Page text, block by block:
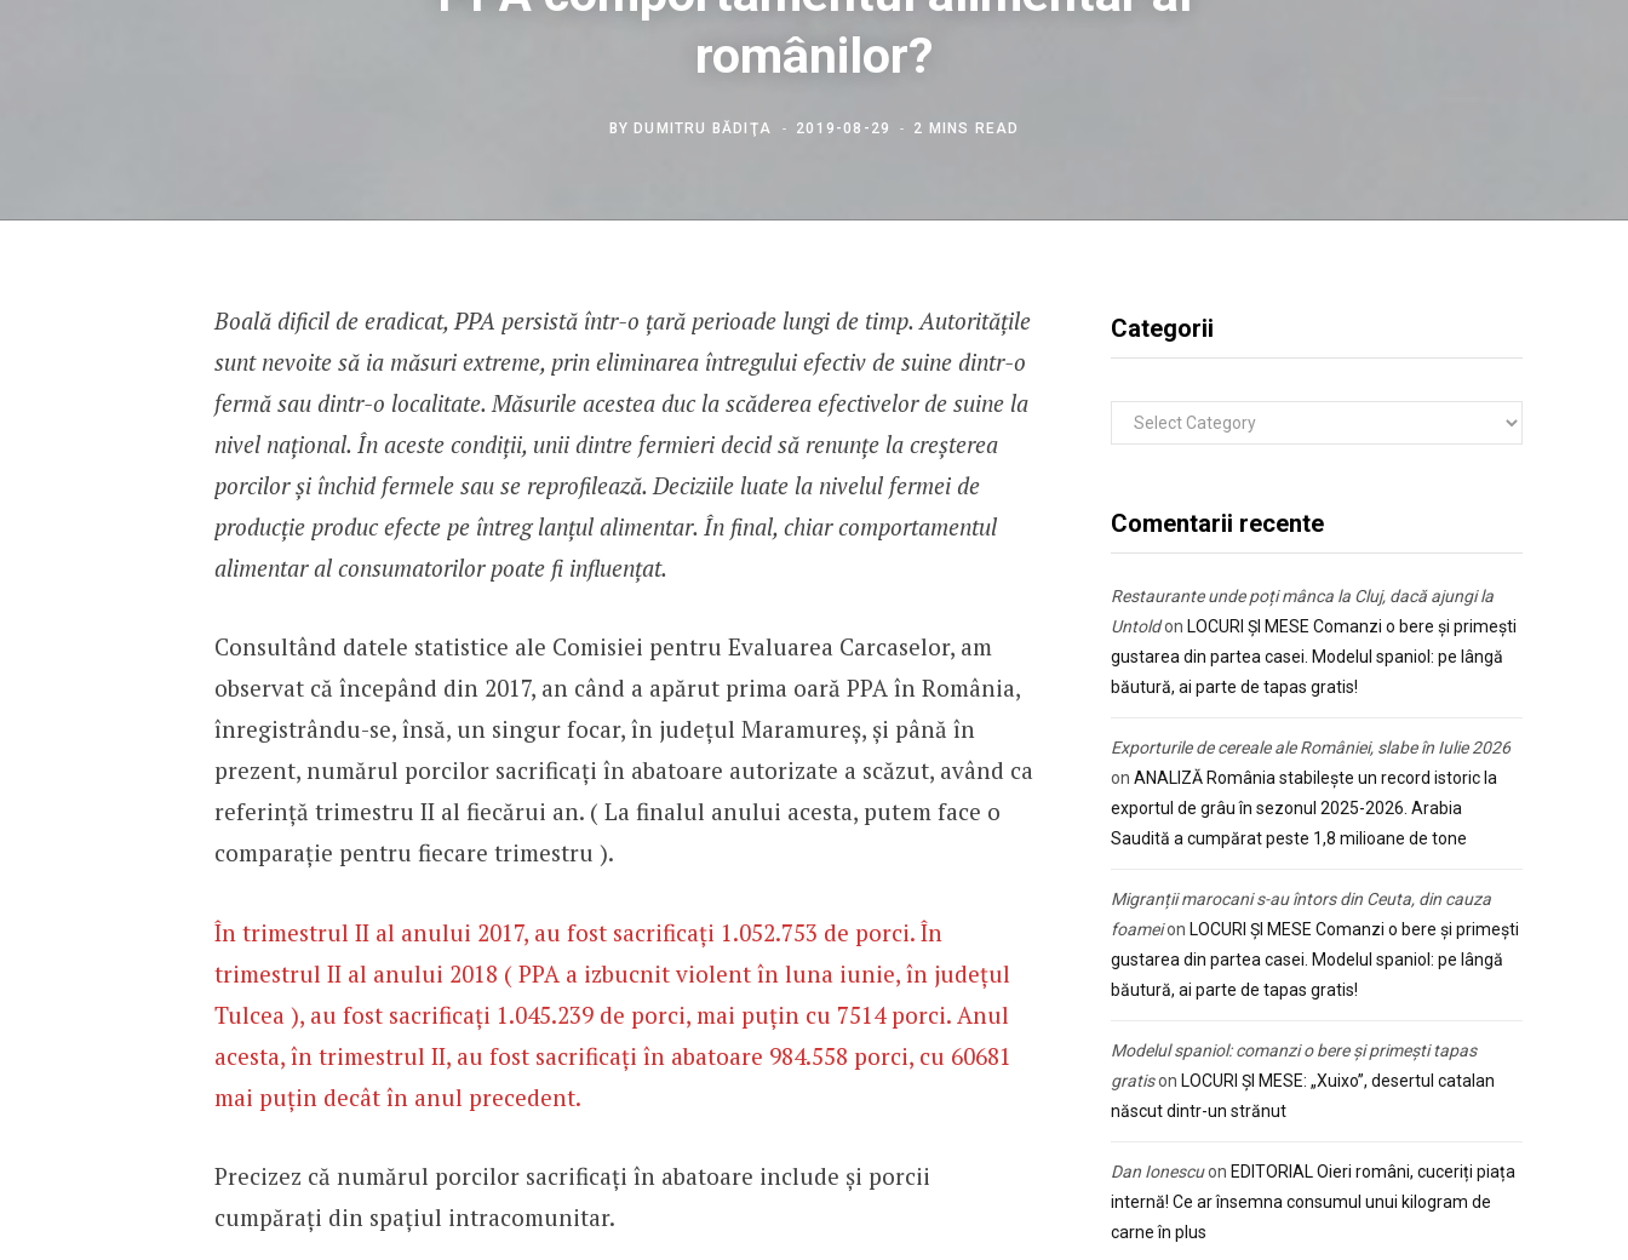
românilor?
BY DUMITRU BĂDIŢA 2019-08-29 2 MINS READ
Boală dificil de eradicat, PPA persistă într-o țară perioade lungi de timp. Autoritățile
sunt nevoite să ia măsuri extreme, prin eliminarea întregului efectiv de suine dintr-o
fermă sau dintr-o localitate. Măsurile acestea duc la scăderea efectivelor de suine la
nivel național. În aceste condiții, unii dintre fermieri decid să renunțe la creșterea
porcilor și închid fermele sau se reprofilează. Deciziile luate la nivelul fermei de
producție produc efecte pe întreg lanțul alimentar. În final, chiar comportamentul
alimentar al consumatorilor poate fi influențat.
Consultând datele statistice ale Comisiei pentru Evaluarea Carcaselor, am
observat că începând din 2017, an când a apărut prima oară PPA în România,
înregistrându-se, însă, un singur focar, în județul Maramureș, și până în
prezent, numărul porcilor sacrificați în abatoare autorizate a scăzut, având ca
referință trimestru II al fiecărui an. ( La finalul anului acesta, putem face o
comparație pentru fiecare trimestru ).
În trimestrul II al anului 2017, au fost sacrificați 1.052.753 de porci. În
trimestrul II al anului 2018 ( PPA a izbucnit violent în luna iunie, în județul
Tulcea ), au fost sacrificați 1.045.239 de porci, mai puțin cu 7514 porci. Anul
acesta, în trimestrul II, au fost sacrificați în abatoare 984.558 porci, cu 60681
mai puțin decât în anul precedent.
Precizez că numărul porcilor sacrificați în abatoare include și porcii
cumpărați din spațiul intracomunitar.
Categorii
Categorii
Comentarii recente
Restaurante unde poți mânca la Cluj, dacă ajungi la
Untoldon LOCURI ȘI MESE Comanzi o bere și primești
gustarea din partea casei. Modelul spaniol: pe lângă
băutură, ai parte de tapas gratis!
Exporturile de cereale ale României, slabe în Iulie 2026
on ANALIZĂ România stabilește un record istoric la
exportul de grâu în sezonul 2025-2026. Arabia
Saudită a cumpărat peste 1,8 milioane de tone
Migranții marocani s-au întors din Ceuta, din cauza
foameion LOCURI ȘI MESE Comanzi o bere și primești
gustarea din partea casei. Modelul spaniol: pe lângă
băutură, ai parte de tapas gratis!
Modelul spaniol: comanzi o bere și primești tapas
gratison LOCURI ȘI MESE: „Xuixo”, desertul catalan
născut dintr-un strănut
Dan Ionescuon EDITORIAL Oieri români, cuceriți piața
internă! Ce ar însemna consumul unui kilogram de
carne în plus